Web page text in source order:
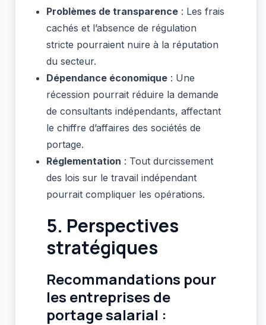
Problèmes de transparence : Les frais
cachés et l’absence de régulation
stricte pourraient nuire à la réputation
du secteur.
Dépendance économique : Une
récession pourrait réduire la demande
de consultants indépendants, affectant
le chiffre d’affaires des sociétés de
portage.
Réglementation : Tout durcissement
des lois sur le travail indépendant
pourrait compliquer les opérations.
5. Perspectives
stratégiques
Recommandations pour
les entreprises de
portage salarial :